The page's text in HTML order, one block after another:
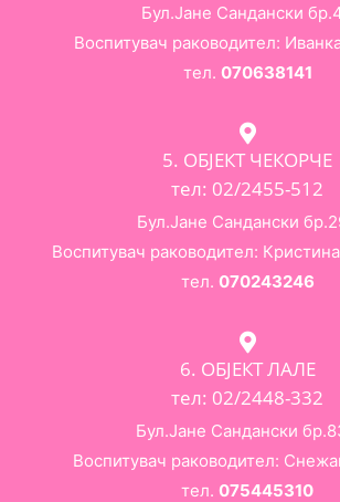
Бул.Јане Сандански
Воспитувач раководител:
тел. 070638141
5. ОБЈЕКТ ЧЕКОРЧЕ
тел: 02/2455-512
Бул.Јане Сандански
Воспитувач раководител:
тел. 070243246
6. ОБЈЕКТ ЛАЛЕ
тел: 02/2448-332
Бул.Јане Сандански
Воспитувач раководител:
тел. 075445310